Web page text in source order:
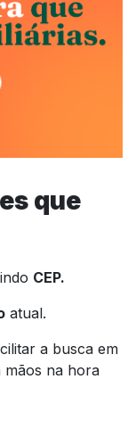
que
CEP.
atual.
a busca em
mãos na hora